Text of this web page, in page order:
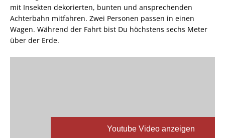
mit Insekten dekorierten, bunten und ansprechenden
Achterbahn mitfahren. Zwei Personen passen in einen
Wagen. Während der Fahrt bist Du höchstens sechs Meter
über der Erde.
Youtube Video anzeigen